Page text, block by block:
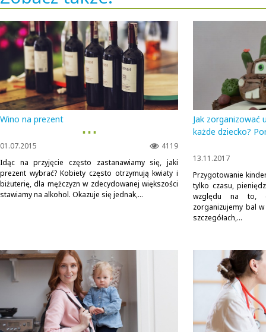
Wino na prezent
▪ ▪ ▪
4119
01.07.2015
Idąc na przyjęcie często zastanawiamy się, jaki
prezent wybrać? Kobiety często otrzymują kwiaty i
biżuterię, dla mężczyzn w zdecydowanej większości
stawiamy na alkohol. Okazuje się jednak,...
Jak zorganizować
każde dziecko?
13.11.2017
Przygotowanie
tylko czasu,
względu na to,
zorganizujemy bal
szczegółach,...